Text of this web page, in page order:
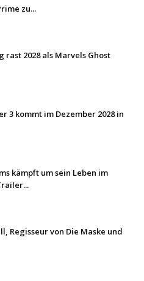
zu...
rast 2028 als Marvels Ghost
3 kommt im Dezember 2028 in
kämpft um sein Leben im
Regisseur von Die Maske und